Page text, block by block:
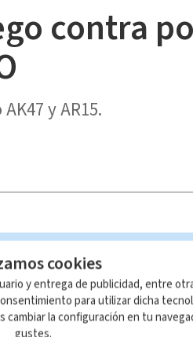
contra
y AR15.
cookies
y entrega de publicidad, entre
para utilizar dicha
cambiar la configuración en tu